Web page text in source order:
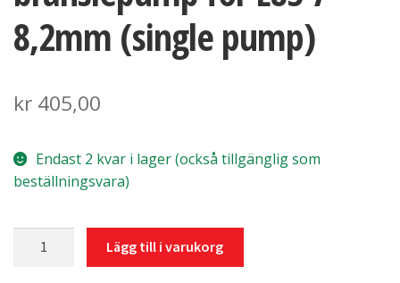
8,2mm (single pump)
kr 405,00
Endast 2 kvar i lager (också tillgänglig som
beställningsvara)
Lägg till i varukorg